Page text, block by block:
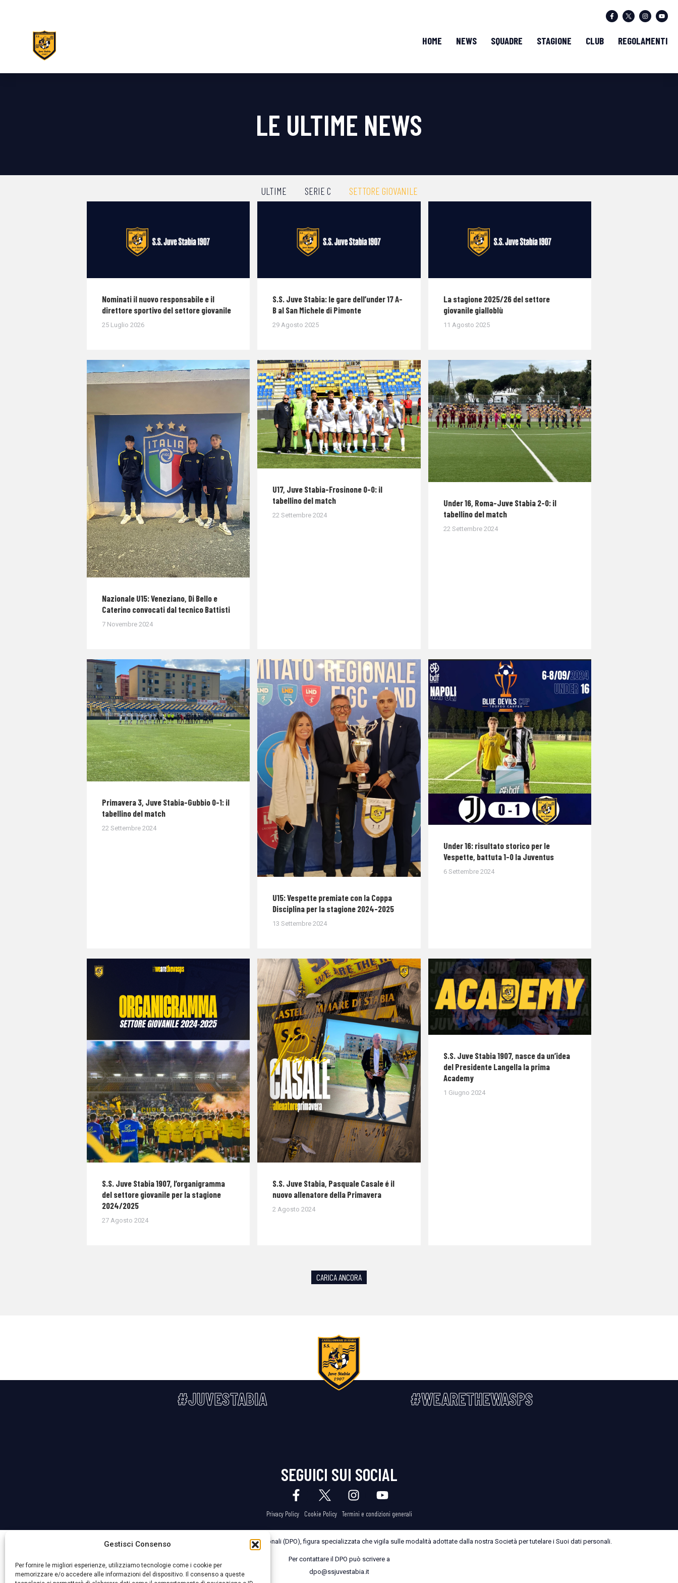
Gestisci Consenso
Per fornire le migliori esperienze, utilizziamo tecnologie come i cookie per
memorizzare e/o accedere alle informazioni del dispositivo. Il consenso a queste
HOME NEWS SQUADRE STAGIONE CLUB REGOLAMENTI
LE ULTIME NEWS
ULTIME SERIE C SETTORE GIOVANILE
Nominati il nuovo responsabile e il
direttore sportivo del settore giovanile
25 Luglio 2026
S.S. Juve Stabia: le gare dell’under 17 A-
B al San Michele di Pimonte
29 Agosto 2025
La stagione 2025/26 del settore
giovanile gialloblù
11 Agosto 2025
Nazionale U15: Veneziano, Di Bello e
Caterino convocati dal tecnico Battisti
7 Novembre 2024
U17, Juve Stabia-Frosinone 0-0: il
tabellino del match
22 Settembre 2024
Under 16, Roma-Juve Stabia 2-0: il
tabellino del match
22 Settembre 2024
Primavera 3, Juve Stabia-Gubbio 0-1: il
tabellino del match
22 Settembre 2024
U15: Vespette premiate con la Coppa
Disciplina per la stagione 2024-2025
13 Settembre 2024
Under 16: risultato storico per le
Vespette, battuta 1-0 la Juventus
6 Settembre 2024
S.S. Juve Stabia 1907, l’organigramma
del settore giovanile per la stagione
2024/2025
27 Agosto 2024
S.S. Juve Stabia, Pasquale Casale é il
nuovo allenatore della Primavera
2 Agosto 2024
S.S. Juve Stabia 1907, nasce da un’idea
del Presidente Langella la prima
Academy
1 Giugno 2024
CARICA ANCORA
#JUVESTABIA #WEARETHEWASPS
SEGUICI SUI SOCIAL
Privacy Policy Cookie Policy Termini e condizioni generali
La Società ha nominato il Responsabile della Protezione dei Dati Personali (DPO), figura specializzata che vigila sulle modalità adottate dalla nostra Società per tutelare i Suoi dati personali.
Per contattare il DPO può scrivere a
dpo@ssjuvestabia.it